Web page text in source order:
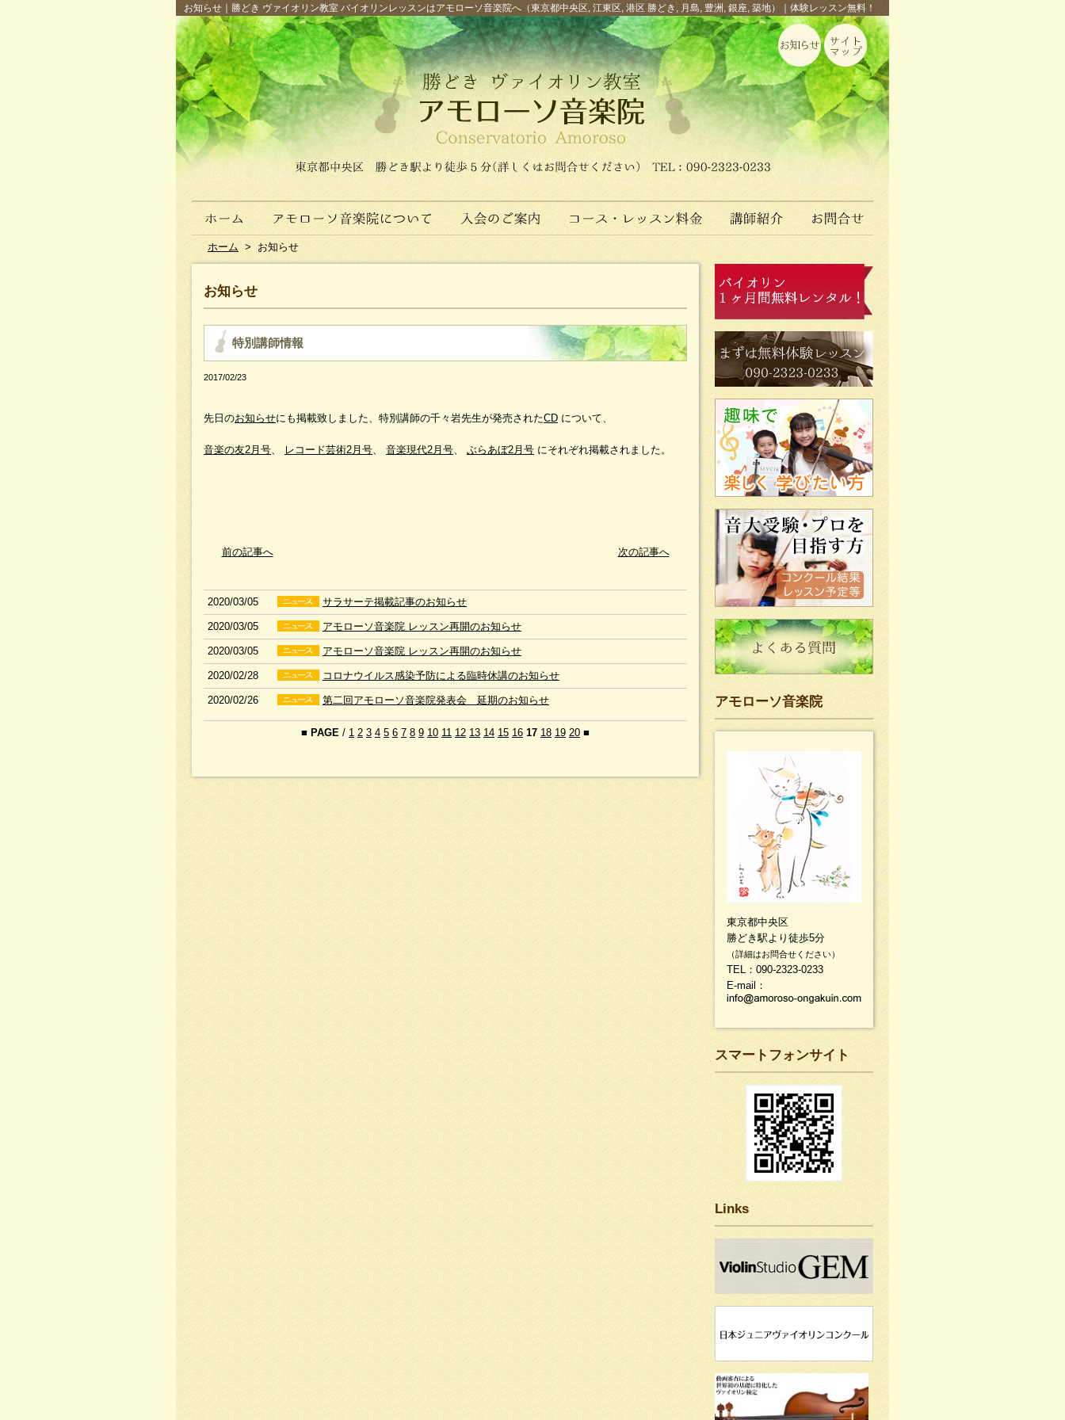
お知らせ｜勝どき ヴァイオリン教室 バイオリンレッスンはアモローソ音楽院へ（東京都中央区, 江東区, 港区 勝どき, 月島, 豊洲, 銀座, 築地）｜体験レッスン無料！
ホーム > お知らせ
お知らせ
特別講師情報
2017/02/23
先日のお知らせにも掲載致しました、特別講師の千々岩先生が発売されたCD について、
音楽の友2月号、 レコード芸術2月号、 音楽現代2月号、 ぶらあぼ2月号 にそれぞれ掲載されました。
前の記事へ 次の記事へ
2020/03/05 サラサーテ掲載記事のお知らせ
2020/03/05 アモローソ音楽院 レッスン再開のお知らせ
2020/03/05 アモローソ音楽院 レッスン再開のお知らせ
2020/02/28 コロナウイルス感染予防による臨時休講のお知らせ
2020/02/26 第二回アモローソ音楽院発表会 延期のお知らせ
■ PAGE / 1 2 3 4 5 6 7 8 9 10 11 12 13 14 15 16 17 18 19 20 ■
アモローソ音楽院
東京都中央区
勝どき駅より徒歩5分
（詳細はお問合せください）
TEL：090-2323-0233
E-mail：
スマートフォンサイト
Links